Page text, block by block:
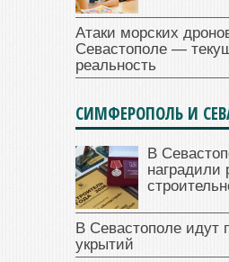
Атаки морских
Севастополе —
реальность
СИМФЕРОПОЛЬ И
В
наградили
В Севастополе идут
укрытий